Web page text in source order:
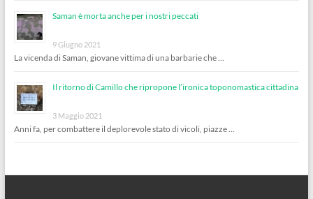
Saman è morta anche per i nostri peccati
9 Giugno 2021
La vicenda di Saman, giovane vittima di una barbarie che …
Il ritorno di Camillo che ripropone l’ironica toponomastica cittadina
3 Maggio 2021
Anni fa, per combattere il deplorevole stato di vicoli, piazze …